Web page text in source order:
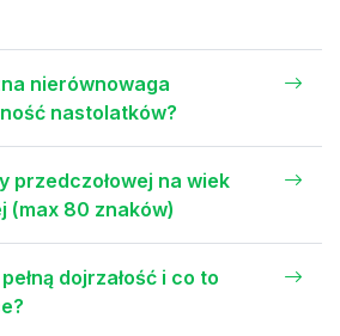
nierównowaga
nastolatków?
przedczołowej na wiek
(max 80 znaków)
dojrzałość i co to